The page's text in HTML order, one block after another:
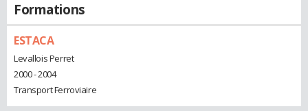
Formations
ESTACA
Levallois Perret
2000 - 2004
Transport Ferroviaire